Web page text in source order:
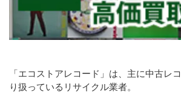
「エコストアレコード」は、主に中古レ
り扱っているリサイクル業者。